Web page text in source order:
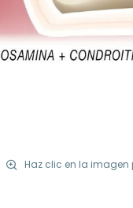
Haz clic en la